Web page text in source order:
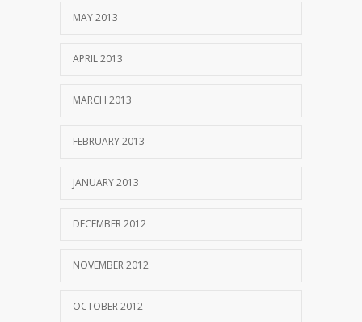
MAY 2013
APRIL 2013
MARCH 2013
FEBRUARY 2013
JANUARY 2013
DECEMBER 2012
NOVEMBER 2012
OCTOBER 2012